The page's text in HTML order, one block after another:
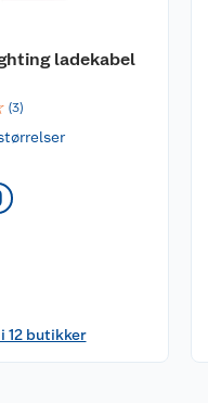
ladekabel
(3)
12 butikker